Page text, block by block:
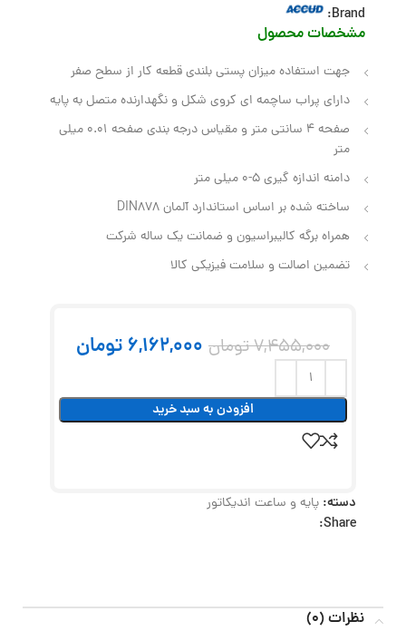
Brand:
مشخصات محصول
جهت استفاده میزان پستی بلندی قطعه کار از سطح صفر
دارای پراب ساچمه ای کروی شکل و نگهدارنده متصل به پایه
صفحه 4 سانتی متر و مقیاس درجه بندی صفحه 0.01 میلی
متر
دامنه اندازه گیری 5-0 میلی متر
ساخته شده بر اساس استاندارد آلمان DIN878
همراه برگه کالیبراسیون و ضمانت یک ساله شرکت
تضمین اصالت و سلامت فیزیکی کالا
7,455,000تومان 6,162,000 تومان
افزودن به سبد خرید
دسته: پایه و ساعت اندیکاتور
Share:
نظرات (0)